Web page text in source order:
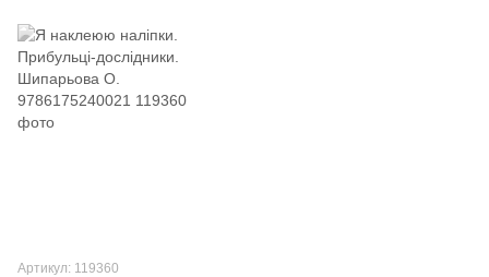
Артикул: 119360